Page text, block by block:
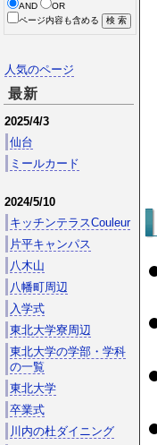
AND
OR
ページ内容も含める
人気のページ
最新
2025/4/3
仙台
ミールカード
2024/5/10
キッチンテラスCouleur
片平キャンパス
八木山
八幡町周辺
入学式
東北大学寮周辺
東北大学の学部・学科
の一覧
東北大学
卒業式
川内の杜ダイニング